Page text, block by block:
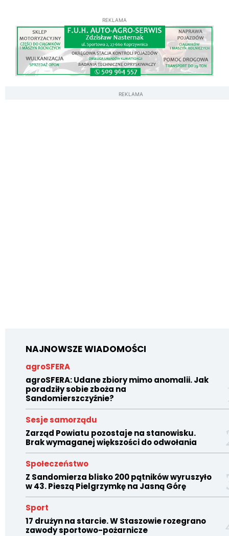
REKLAMA
REKLAMA
NAJNOWSZE WIADOMOŚCI
agroSFERA
agroSFERA: Udane zbiory mimo anomalii. Jak
poradziły sobie zboża na
Sandomierszczyźnie?
Sesje samorządu
Zarząd Powiatu pozostaje na stanowisku.
Brak wymaganej większości do odwołania
Społeczeństwo
Z Sandomierza blisko 200 pątników wyruszyło
w 43. Pieszą Pielgrzymkę na Jasną Górę
Sport
17 drużyn na starcie. W Staszowie rozegrano
zawody sportowo-pożarnicze